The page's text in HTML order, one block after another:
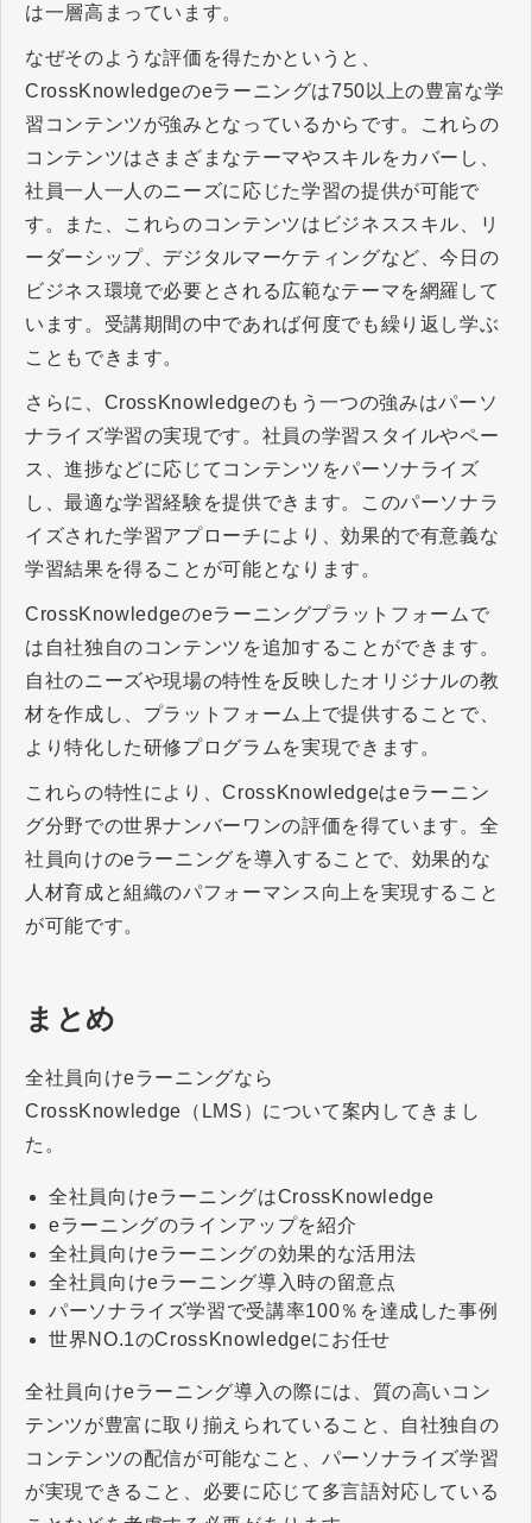
は一層高まっています。
なぜそのような評価を得たかというと、
CrossKnowledgeのeラーニングは750以上の豊富な学
習コンテンツが強みとなっているからです。これらの
コンテンツはさまざまなテーマやスキルをカバーし、
社員一人一人のニーズに応じた学習の提供が可能で
す。また、これらのコンテンツはビジネススキル、リ
ーダーシップ、デジタルマーケティングなど、今日の
ビジネス環境で必要とされる広範なテーマを網羅して
います。受講期間の中であれば何度でも繰り返し学ぶ
こともできます。
さらに、CrossKnowledgeのもう一つの強みはパーソ
ナライズ学習の実現です。社員の学習スタイルやペー
ス、進捗などに応じてコンテンツをパーソナライズ
し、最適な学習経験を提供できます。このパーソナラ
イズされた学習アプローチにより、効果的で有意義な
学習結果を得ることが可能となります。
CrossKnowledgeのeラーニングプラットフォームで
は自社独自のコンテンツを追加することができます。
自社のニーズや現場の特性を反映したオリジナルの教
材を作成し、プラットフォーム上で提供することで、
より特化した研修プログラムを実現できます。
これらの特性により、CrossKnowledgeはeラーニン
グ分野での世界ナンバーワンの評価を得ています。全
社員向けのeラーニングを導入することで、効果的な
人材育成と組織のパフォーマンス向上を実現すること
が可能です。
まとめ
全社員向けeラーニングなら
CrossKnowledge（LMS）について案内してきまし
た。
全社員向けeラーニングはCrossKnowledge
eラーニングのラインアップを紹介
全社員向けeラーニングの効果的な活用法
全社員向けeラーニング導入時の留意点
パーソナライズ学習で受講率100％を達成した事例
世界NO.1のCrossKnowledgeにお任せ
全社員向けeラーニング導入の際には、質の高いコン
テンツが豊富に取り揃えられていること、自社独自の
コンテンツの配信が可能なこと、パーソナライズ学習
が実現できること、必要に応じて多言語対応している